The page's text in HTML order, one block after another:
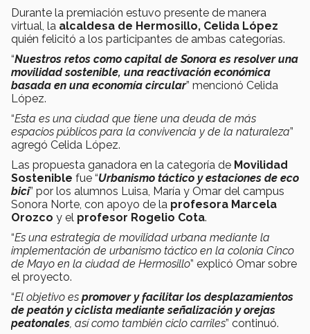
Durante la premiación estuvo presente de manera
virtual, la alcaldesa de Hermosillo, Celida López
quién felicitó a los participantes de ambas categorías.
“Nuestros retos como capital de Sonora es resolver una
movilidad sostenible, una reactivación económica
basada en una economía circular” mencionó Celida
López.
“Esta es una ciudad que tiene una deuda de más
espacios públicos para la convivencia y de la naturaleza”
agregó Celida López.
Las propuesta ganadora en la categoría de Movilidad
Sostenible fue “Urbanismo táctico y estaciones de eco
bici” por los alumnos Luisa, María y Omar del campus
Sonora Norte, con apoyo de la profesora Marcela
Orozco y el profesor Rogelio Cota.
“Es una estrategia de movilidad urbana mediante la
implementación de urbanismo táctico en la colonia Cinco
de Mayo en la ciudad de Hermosillo” explicó Omar sobre
el proyecto.
“El objetivo es promover y facilitar los desplazamientos
de peatón y ciclista mediante señalización y orejas
peatonales, así como también ciclo carriles” continuó.